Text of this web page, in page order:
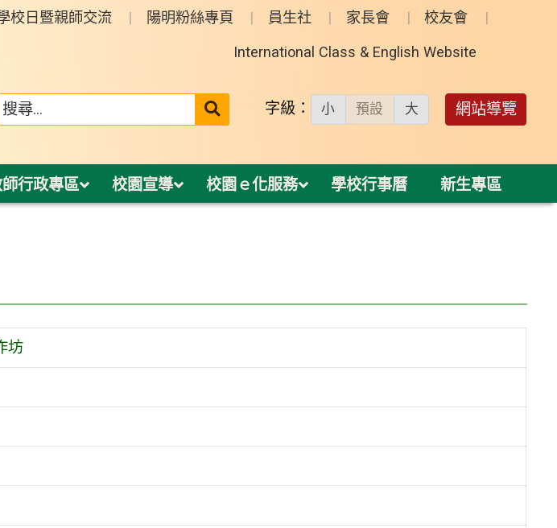
校日暨親師交流 陽明粉絲專頁 員生社 家長會 校友會
International Class & English Website
送出 字級： 小 預設 大 網站導覽
行政專區 校園宣導 校園ｅ化服務 學校行事曆 新生專區
坊